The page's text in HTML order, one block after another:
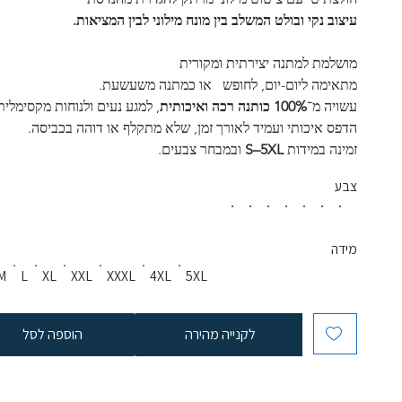
עיצוב נקי ובולט המשלב בין מונח מילוני לבין המציאות.
מושלמת למתנה יצירתית ומקורית
מתאימה ליום-יום, לחופש   או כמתנה משעשעת.
עשויה מ־100% כותנה רכה ואיכותית
, למגע נעים ולנוחות
הדפס איכותי ועמיד לאורך זמן, שלא מתקלף או דוהה בכביסה.
זמינה במידות S–5XL ובמבחר צבעים.
צבע
L XL XXL XXXL 4XL 5XL
מידה
הוספה לסל לקנייה מהירה